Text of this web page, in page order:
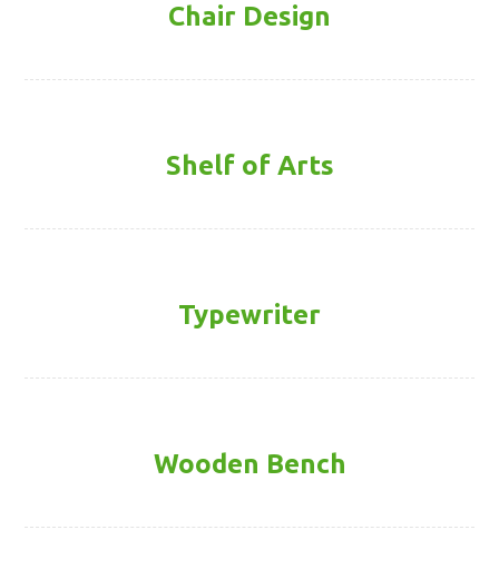
Chair Design
Shelf of Arts
Typewriter
Wooden Bench